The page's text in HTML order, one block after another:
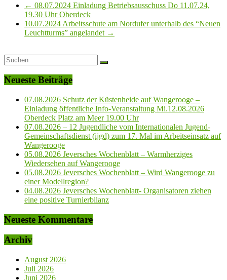
← 08.07.2024 Einladung Betriebsausschuss Do 11.07.24,
19.30 Uhr Oberdeck
10.07.2024 Arbeitsschute am Nordufer unterhalb des “Neuen
Leuchtturms” angelandet →
Neueste Beiträge
07.08.2026 Schutz der Küstenheide auf Wangerooge –
Einladung öffentliche Info-Veranstaltung Mi.12.08.2026
Oberdeck Platz am Meer 19.00 Uhr
07.08.2026 – 12 Jugendliche vom Internationalen Jugend-
Gemeinschaftsdienst (ijgd) zum 17. Mal im Arbeitseinsatz auf
Wangerooge
05.08.2026 Jeversches Wochenblatt – Warmherziges
Wiedersehen auf Wangerooge
05.08.2026 Jeversches Wochenblatt – Wird Wangerooge zu
einer Modellregion?
04.08.2026 Jeversches Wochenblatt- Organisatoren ziehen
eine positive Turnierbilanz
Neueste Kommentare
Archiv
August 2026
Juli 2026
Juni 2026